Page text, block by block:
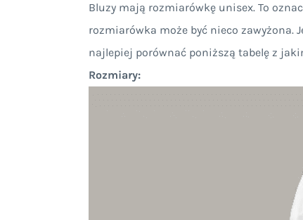
Bluzy mają rozmiarówkę unisex. To
rozmiarówka może być nieco zawyżona.
najlepiej porównać poniższą tabelę z
Rozmiary: